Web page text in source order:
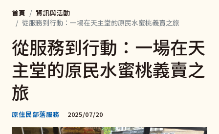
首頁
資訊與活動
從服務到行動：一場在天主堂的原民水蜜桃義賣之旅
從服務到行動：一場在天
主堂的原民水蜜桃義賣之
旅
原住民部落服務 2025/07/20